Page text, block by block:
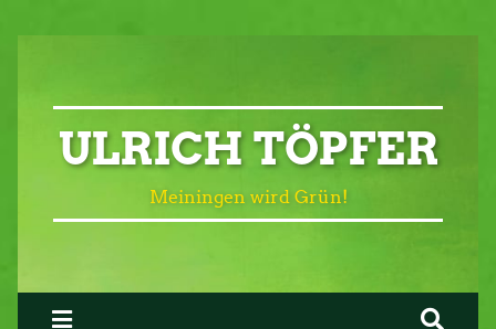
ULRICH TÖPFER
Meiningen wird Grün!